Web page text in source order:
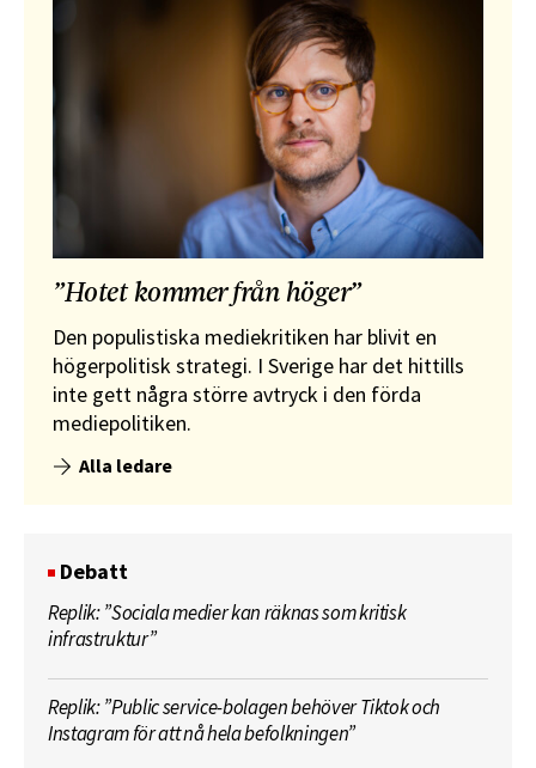
”Hotet kommer från höger”
Den populistiska mediekritiken har blivit en
högerpolitisk strategi. I Sverige har det hittills
inte gett några större avtryck i den förda
mediepolitiken.
Alla ledare
Debatt
Replik: ”Sociala medier kan räknas som kritisk
infrastruktur”
Replik: ”Public service-bolagen behöver Tiktok och
Instagram för att nå hela befolkningen”